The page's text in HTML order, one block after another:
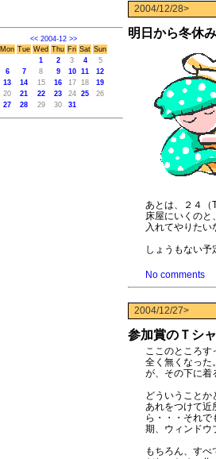
<< 2004-12 >>
Mon Tue Wed Thu Fri Sat Sun
1
2 3 4
5
6
7 8 9 10 11
12
13
14 15 16 17 18
19
20
21 22 23 24 25
26
27
28 29 30 31
2004/12/28>
明日から冬休み
あとは、２４（
床屋にいくのと
入れてやりたい
しょうもない予
No comments
2004/12/27>
参加賞のＴシ
ここのところす
全く無くなった
が、その下に着
どういうことか
あれをつけて近
ら・・・それ
期、ウィンドウ
もちろん、す